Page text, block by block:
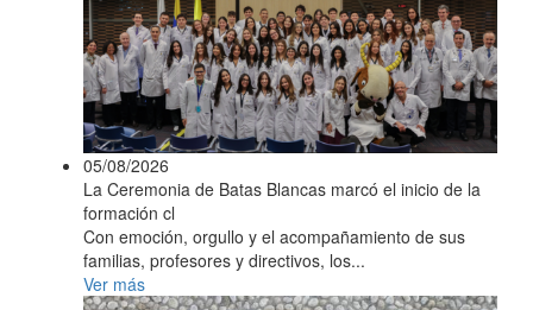
05/08/2026
La Ceremonia de Batas Blancas marcó el inicio de la
formación cl
Con emoción, orgullo y el acompañamiento de sus
familias, profesores y directivos, los...
Ver más